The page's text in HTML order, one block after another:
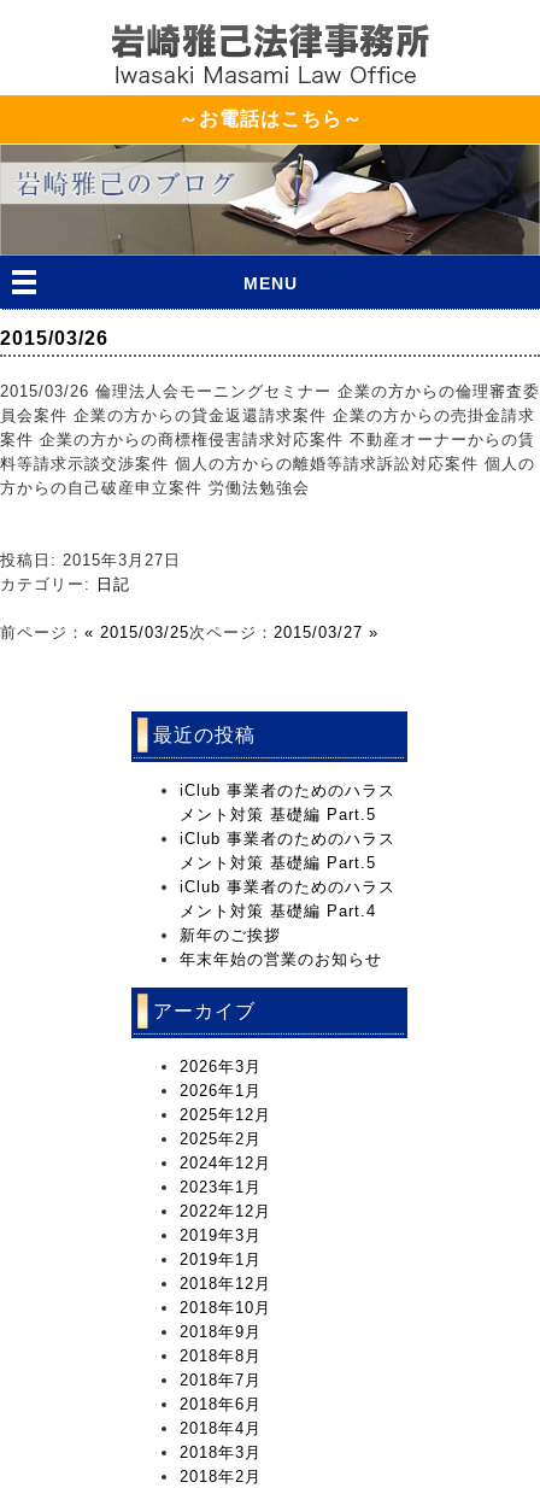
～お電話はこちら～
MENU
2015/03/26
2015/03/26 倫理法人会モーニングセミナー 企業の方からの倫理審査委
員会案件 企業の方からの貸金返還請求案件 企業の方からの売掛金請求
案件 企業の方からの商標権侵害請求対応案件 不動産オーナーからの賃
料等請求示談交渉案件 個人の方からの離婚等請求訴訟対応案件 個人の
方からの自己破産申立案件 労働法勉強会
投稿日: 2015年3月27日
カテゴリー: 日記
前ページ： « 2015/03/25次ページ： 2015/03/27 »
最近の投稿
iClub 事業者のためのハラス
メント対策 基礎編 Part.5
iClub 事業者のためのハラス
メント対策 基礎編 Part.5
iClub 事業者のためのハラス
メント対策 基礎編 Part.4
新年のご挨拶
年末年始の営業のお知らせ
アーカイブ
2026年3月
2026年1月
2025年12月
2025年2月
2024年12月
2023年1月
2022年12月
2019年3月
2019年1月
2018年12月
2018年10月
2018年9月
2018年8月
2018年7月
2018年6月
2018年4月
2018年3月
2018年2月